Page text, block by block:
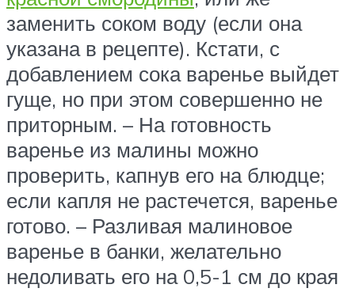
заменить соком воду (если она
указана в рецепте). Кстати, с
добавлением сока варенье выйдет
гуще, но при этом совершенно не
приторным. – На готовность
варенье из малины можно
проверить, капнув его на блюдце;
если капля не растечется, варенье
готово. – Разливая малиновое
варенье в банки, желательно
недоливать его на 0,5-1 см до края